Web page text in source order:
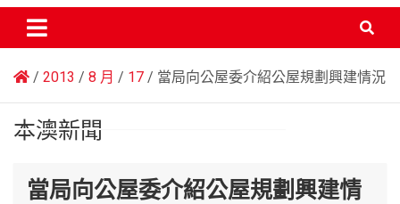
2013 8 月 17 當局向公屋委介紹公屋規劃興建情況
本澳新聞
當局向公屋委介紹公屋規劃興建情